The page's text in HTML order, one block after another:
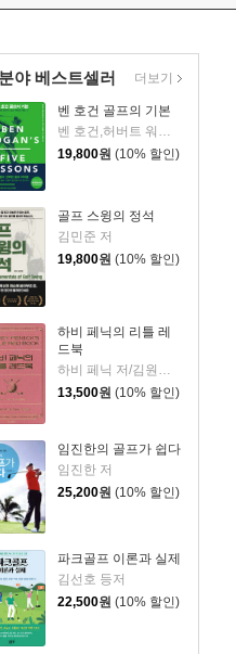
야 베스트셀러
벤 호건 골프의 기본
벤 호건,허버트 워런 윈드 저/앤서니 라비엘리 그림/김일민 역
19,800원 (10% 할인)
골프 스윙의 정석
김민준 저
19,800원 (10% 할인)
하비 페닉의 리틀 레
드북
13,500원 (10% 할인)
임진한의 골프가 쉽다
임진한 저
25,200원 (10% 할인)
파크골프 이론과 실제
김선호 등저
22,500원 (10% 할인)
더보기